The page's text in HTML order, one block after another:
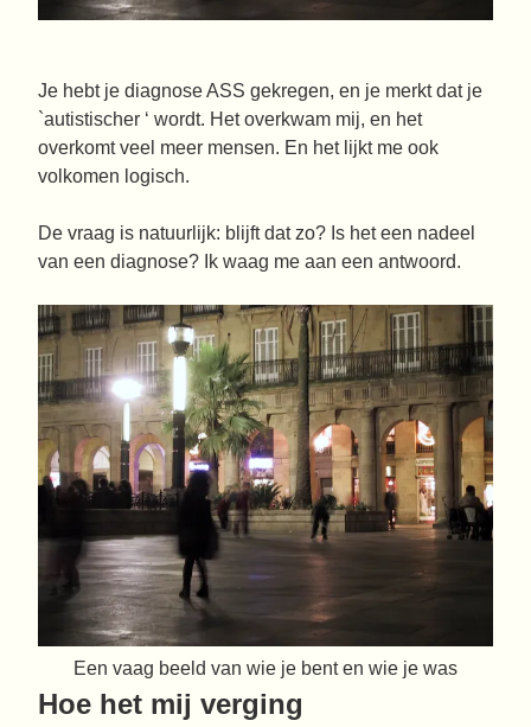
Je hebt je diagnose ASS gekregen, en je merkt dat je
`autistischer ‘ wordt. Het overkwam mij, en het
overkomt veel meer mensen. En het lijkt me ook
volkomen logisch.
De vraag is natuurlijk: blijft dat zo? Is het een nadeel
van een diagnose? Ik waag me aan een antwoord.
Een vaag beeld van wie je bent en wie je was
Hoe het mij verging